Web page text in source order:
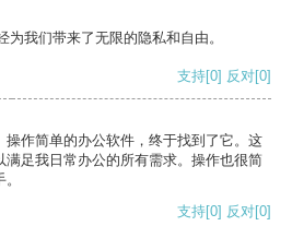
我们带来了无限的隐私和自由。
支持[0] 反对[0]
作简单的办公软件，终于找到了它。这
足我日常办公的所有需求。操作也很简
支持[0] 反对[0]